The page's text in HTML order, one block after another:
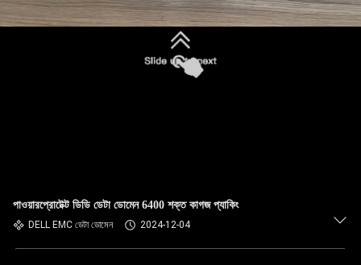
পাওয়ারপ্রোটেক্ট ডিডি ডেটা ডোমেন 6400 শক্ত কাগজ প্যাকিং
DELL EMC ডেটা ডোমেন 2024-12-04